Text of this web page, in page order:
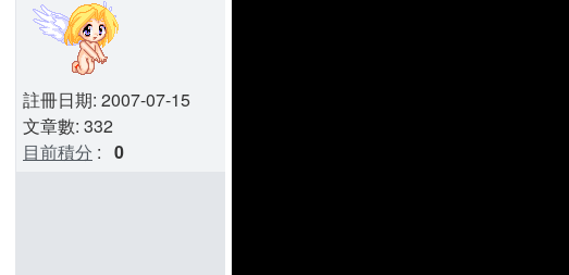
註冊日期: 2007-07-15
文章數: 332
目前積分 : 0